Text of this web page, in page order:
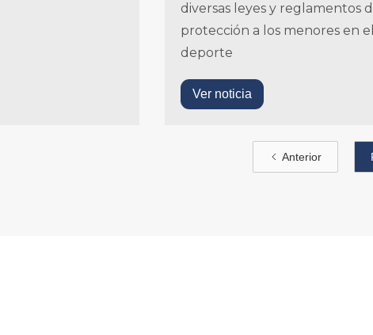
diversas leyes y reglamentos
protección a los menores en el
deporte
Ver noticia
Anterior